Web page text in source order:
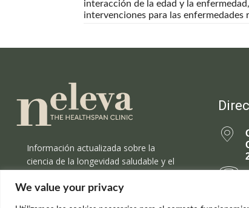
We value your privacy
interacción de la edad y la
intervenciones para las enfermedades
Información actualizada sobre la
ciencia de la longevidad saludable y el